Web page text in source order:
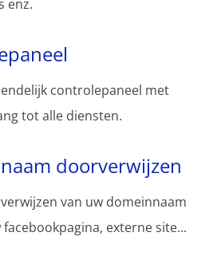
enz.
controlepaneel met
tot alle diensten.
doorverwijzen
van uw domeinnaam
facebookpagina, externe site...